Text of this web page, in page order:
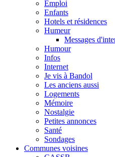
Emploi
Enfants
Hotels et résidences
Humeur
Messages
Humour
Infos
Internet
Je vis à Bandol
Les anciens aussi
Logements
Mémoire
Nostalgie
Petites annonces
Santé
Sondages
Communes voisines